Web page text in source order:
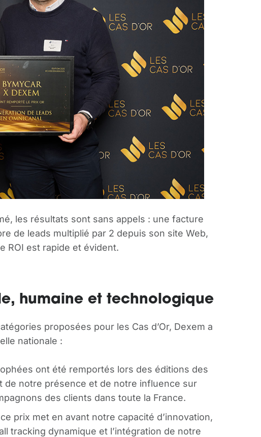
les résultats sont sans appels : une facture
de leads multiplié par 2 depuis son site Web,
ROI est rapide et évident.
humaine et technologique
proposées pour les Cas d’Or, Dexem a
nationale :
ont été remportés lors des éditions des
de notre présence et de notre influence sur
des clients dans toute la France.
prix met en avant notre capacité d’innovation,
tracking dynamique et l’intégration de notre